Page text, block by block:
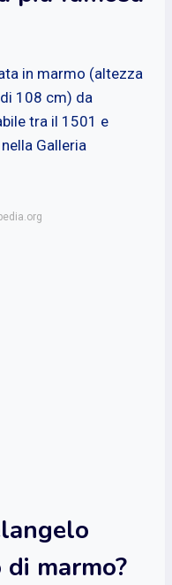
in marmo (altezza
108 cm) da
tra il 1501 e
Galleria
marmo?